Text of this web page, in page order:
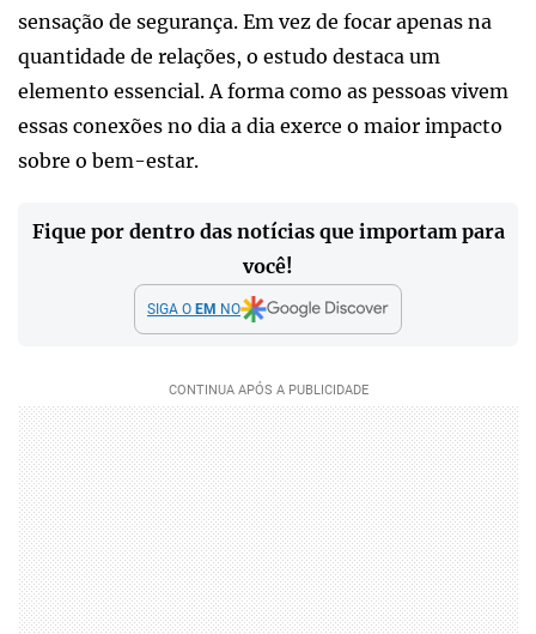
sensação de segurança. Em vez de focar apenas na
quantidade de relações, o estudo destaca um
elemento essencial. A forma como as pessoas vivem
essas conexões no dia a dia exerce o maior impacto
sobre o bem-estar.
Fique por dentro das notícias que importam para
você!
SIGA O EM NO